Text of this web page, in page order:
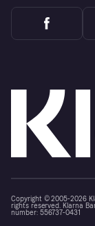
Copyright © 2005-2026
rights reserved. Klarna
number: 556737-0431